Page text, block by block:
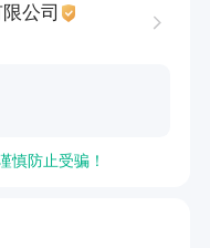
独卫浴间，
怀备至。
公司
慎防止受骗！